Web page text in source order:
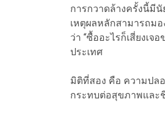
การกวาดล้างครั้งนี้มีนั
เหตุผลหลักสามารถม
ว่า “ซื้ออะไรก็เสี่ยงเ
ประเทศ
มิติที่สอง คือ ความปล
กระทบต่อสุขภาพและ